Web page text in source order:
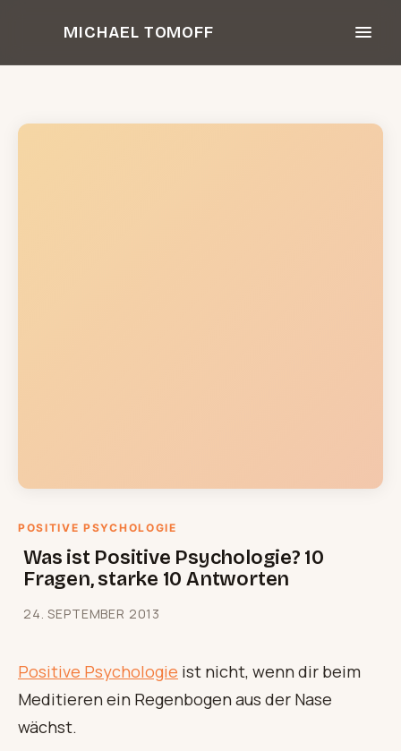
MICHAEL TOMOFF
POSITIVE PSYCHOLOGIE
Was ist Positive Psychologie? 10
Fragen, starke 10 Antworten
24. SEPTEMBER 2013
Positive Psychologie ist nicht, wenn dir beim
Meditieren ein Regenbogen aus der Nase
wächst.